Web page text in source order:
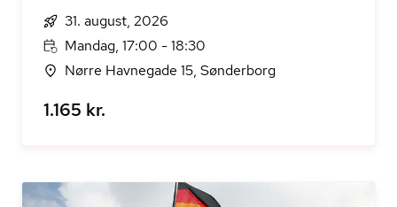
31. august, 2026
Mandag, 17:00 - 18:30
Nørre Havnegade 15, Sønderborg
1.165 kr.